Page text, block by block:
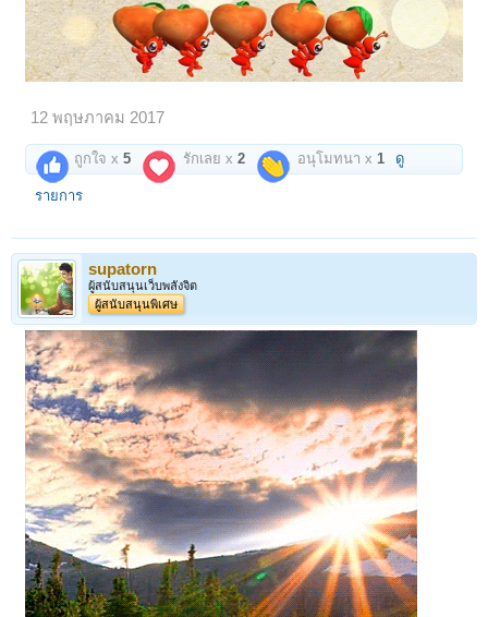
12 พฤษภาคม 2017
ถูกใจ x5 รักเลย x2 อนุโมทนา x1 ดู
รายการ
supatorn
ผู้สนับสนุนเว็บพลังจิต
ผู้สนับสนุนพิเศษ